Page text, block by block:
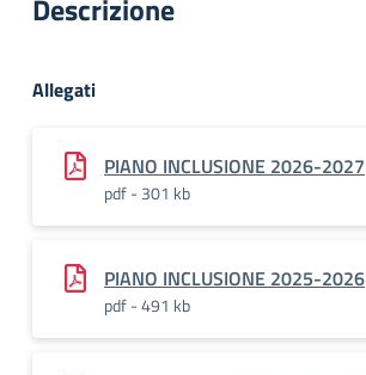
Descrizione
Allegati
PIANO INCLUSIONE 2026-2027
pdf - 301 kb
PIANO INCLUSIONE 2025-2026
pdf - 491 kb